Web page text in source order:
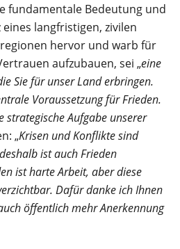
fundamentale Bedeutung und
langfristigen, zivilen
hervor und warb für
aufzubauen, sei „eine
Sie für unser Land erbringen.
Voraussetzung für Frieden.
strategische Aufgabe unserer
„Krisen und Konflikte sind
ist auch Frieden
ist harte Arbeit, aber diese
Dafür danke ich Ihnen
öffentlich mehr Anerkennung